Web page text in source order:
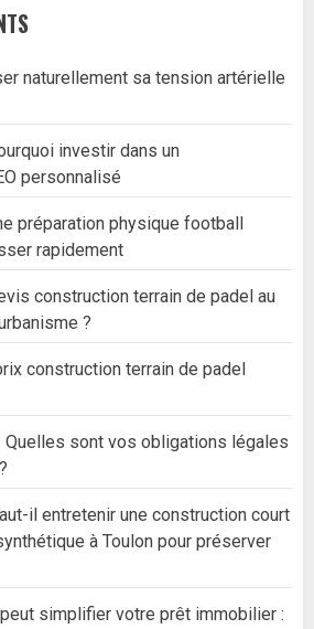
naturellement sa tension artérielle
investir dans un
personnalisé
préparation physique football
rapidement
construction terrain de padel au
?
construction terrain de padel
Quelles sont vos obligations légales
il entretenir une construction court
à Toulon pour préserver
simplifier votre prêt immobilier :